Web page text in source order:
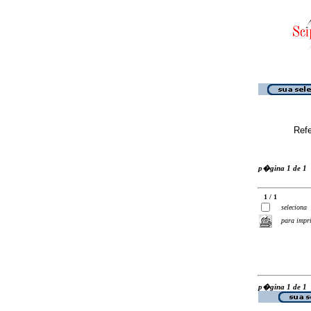
p�gina 1 de 1
1 / 1
seleciona
para
p�gina 1 de 1